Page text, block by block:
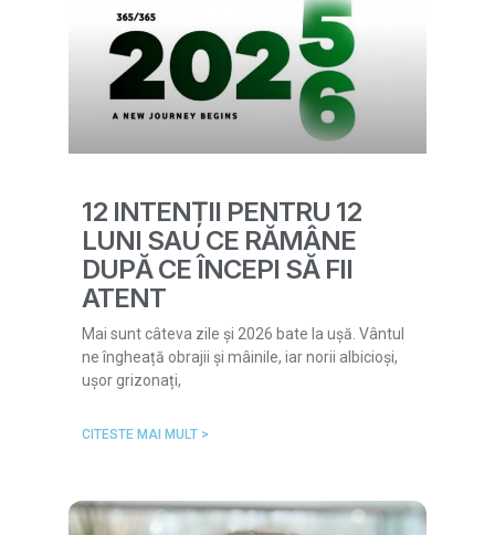
12 INTENȚII PENTRU 12
LUNI SAU CE RĂMÂNE
DUPĂ CE ÎNCEPI SĂ FII
ATENT
Mai sunt câteva zile și 2026 bate la ușă. Vântul
ne îngheață obrajii și mâinile, iar norii albicioși,
ușor grizonați,
CITESTE MAI MULT >